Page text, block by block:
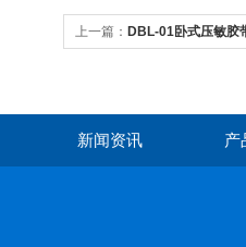
上一篇： DBL-01卧式压敏胶
新闻资讯 产